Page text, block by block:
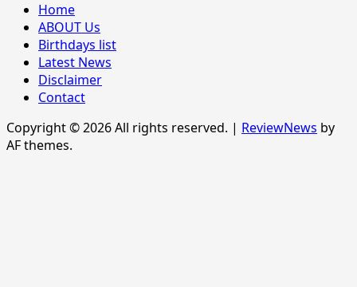
Home
ABOUT Us
Birthdays list
Latest News
Disclaimer
Contact
Copyright © 2026 All rights reserved. | ReviewNews by
AF themes.